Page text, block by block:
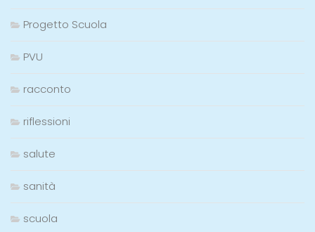
Progetto Scuola
PVU
racconto
riflessioni
salute
sanità
scuola